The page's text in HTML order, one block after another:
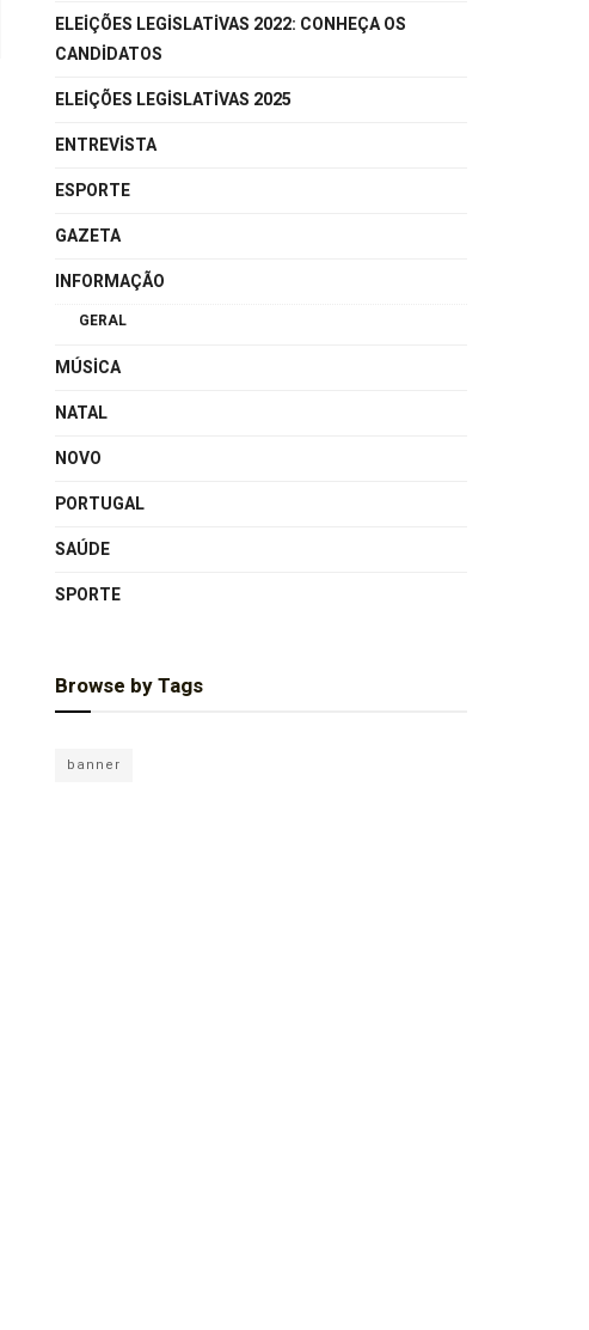
ELEIÇÕES LEGISLATIVAS 2022: CONHEÇA OS
CANDIDATOS
ELEIÇÕES LEGISLATIVAS 2025
ENTREVISTA
ESPORTE
GAZETA
INFORMAÇÃO
GERAL
MÚSICA
NATAL
NOVO
PORTUGAL
SAÚDE
SPORTE
Browse by Tags
banner